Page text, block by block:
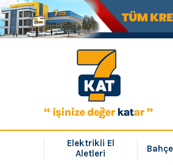
Elektrikli El
Aletleri
Bahçe